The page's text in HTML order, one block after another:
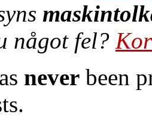
något fel?
never been